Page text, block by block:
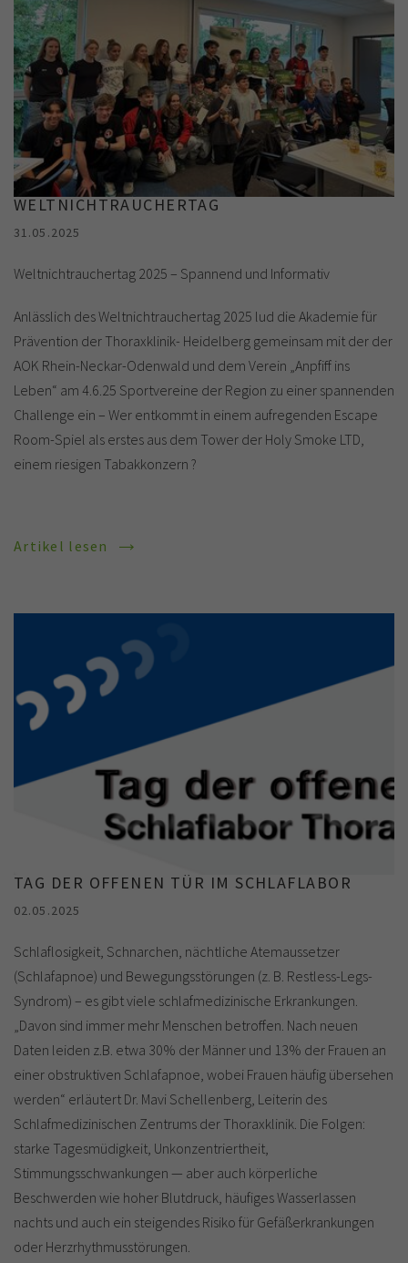
WELTNICHTRAUCHERTAG
31.05.2025
Weltnichtrauchertag 2025 – Spannend und Informativ
Anlässlich des Weltnichtrauchertag 2025 lud die Akademie für
Prävention der Thoraxklinik- Heidelberg gemeinsam mit der der
AOK Rhein-Neckar-Odenwald und dem Verein „Anpfiff ins
Leben“ am 4.6.25 Sportvereine der Region zu einer spannenden
Challenge ein – Wer entkommt in einem aufregenden Escape
Room-Spiel als erstes aus dem Tower der Holy Smoke LTD,
einem riesigen Tabakkonzern ?
Artikel lesen
TAG DER OFFENEN TÜR IM SCHLAFLABOR
02.05.2025
Schlaflosigkeit, Schnarchen, nächtliche Atemaussetzer
(Schlafapnoe) und Bewegungsstörungen (z. B. Restless-Legs-
Syndrom) – es gibt viele schlafmedizinische Erkrankungen.
„Davon sind immer mehr Menschen betroffen. Nach neuen
Daten leiden z.B. etwa 30% der Männer und 13% der Frauen an
einer obstruktiven Schlafapnoe, wobei Frauen häufig übersehen
werden“ erläutert Dr. Mavi Schellenberg, Leiterin des
Schlafmedizinischen Zentrums der Thoraxklinik. Die Folgen:
starke Tagesmüdigkeit, Unkonzentriertheit,
Stimmungsschwankungen — aber auch körperliche
Beschwerden wie hoher Blutdruck, häufiges Wasserlassen
nachts und auch ein steigendes Risiko für Gefäßerkrankungen
oder Herzrhythmusstörungen.